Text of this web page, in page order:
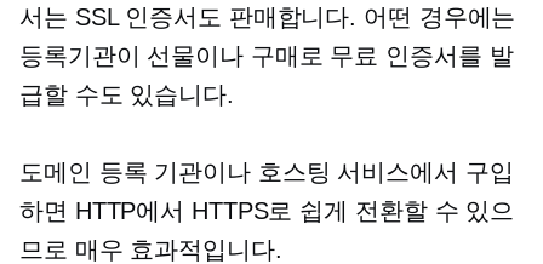
서는 SSL 인증서도 판매합니다. 어떤 경우에는
등록기관이 선물이나 구매로 무료 인증서를 발
급할 수도 있습니다.
도메인 등록 기관이나 호스팅 서비스에서 구입
하면 HTTP에서 HTTPS로 쉽게 전환할 수 있으
므로 매우 효과적입니다.